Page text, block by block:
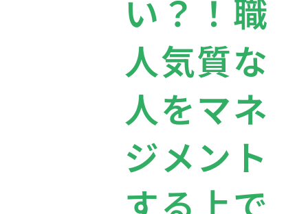
い？！職
人気質な
人をマネ
ジメント
する上で